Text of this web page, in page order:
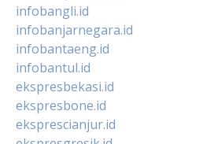
infobangli.id
infobanjarnegara.id
infobantaeng.id
infobantul.id
ekspresbekasi.id
ekspresbone.id
eksprescianjur.id